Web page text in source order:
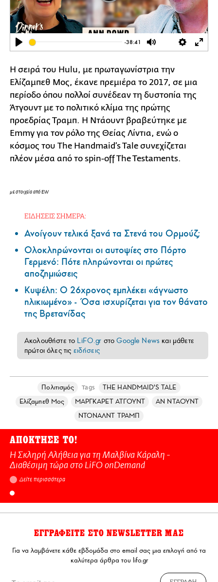
Play
-38:41
Mute Settings
Η σειρά του Hulu, με πρωταγωνίστρια την
Ελίζαμπεθ Μος, έκανε πρεμιέρα το 2017, σε μια
περίοδο όπου πολλοί συνέδεαν τη δυστοπία της
Άτγουντ με το πολιτικό κλίμα της πρώτης
προεδρίας Τραμπ. Η Ντάουντ βραβεύτηκε με
Emmy για τον ρόλο της Θείας Λίντια, ενώ ο
κόσμος του The Handmaid’s Tale συνεχίζεται
πλέον μέσα από το spin-off The Testaments.
με στοιχεία από EW
ΕΙΔΗΣΕΙΣ ΣΗΜΕΡΑ:
Ανοίγουν τελικά ξανά τα Στενά του Ορμούζ;
Ολοκληρώνονται οι αυτοψίες στο Πόρτο
Γερμενό: Πότε πληρώνονται οι πρώτες
αποζημιώσεις
Κυψέλη: Ο 26χρονος εμπλέκει «άγνωστο
ηλικιωμένο» - Όσα ισχυρίζεται για τον θάνατο
της Βρετανίδας
Ακολουθήστε το LiFO.gr στοGoogle News και μάθετε
πρώτοι όλες τις ειδήσεις
Πολιτισμός Tags
THE HANDMAID'S TALE
Ελίζαμπεθ Μος
ΜΑΡΓΚΑΡΕΤ ΑΤΓΟΥΝΤ
ΑΝ ΝΤΑΟΥΝΤ
ΝΤΟΝΑΛΝΤ ΤΡΑΜΠ
ΑΠΟΚΤΗΣΕ ΤΟ!
Η Σκληρή Αλήθεια για τη Μαλβίνα Κάραλη -
Διαθέσιμη τώρα στo LiFO onDemand
Δείτε περισσότερα
ΕΓΓΡΑΦΕΙΤΕ ΣΤΟ NEWSLETTER ΜΑΣ
Για να λαμβάνετε κάθε εβδομάδα στο email σας μια επιλογή από τα
καλύτερα άρθρα του lifo.gr